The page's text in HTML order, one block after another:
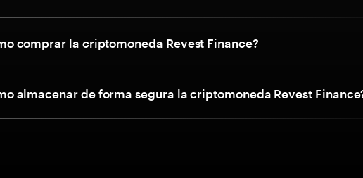
comprar la criptomoneda Revest Finance?
almacenar de forma segura la criptomoneda Revest